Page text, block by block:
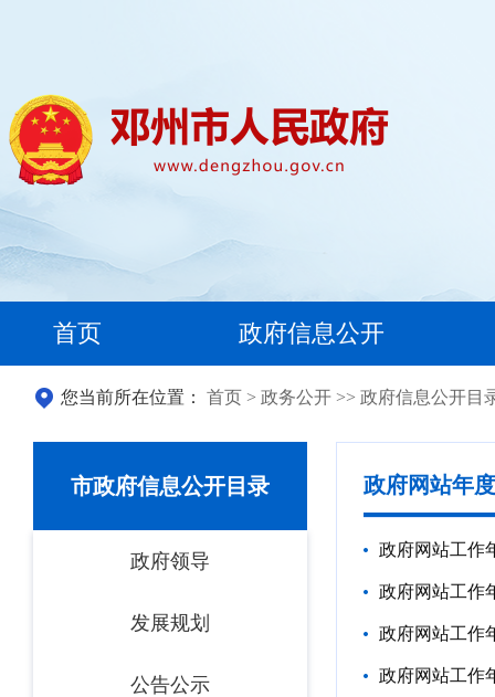
首页 政府信息公开
您当前所在位置： 首页 > 政务公开 >> 政府信息公开目
市政府信息公开目录
政府领导
发展规划
公告公示
政府网站年
政府网站工作
政府网站工作
政府网站工作
政府网站工作